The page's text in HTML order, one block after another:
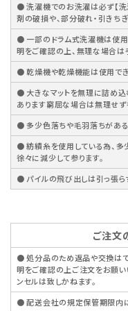
● 洗濯機でのお洗濯は必ず【洗
剤の破損や、部分破れ・引きち
● 一部のドラム式洗濯機は使
明をご確認の上、無理な場合は
● 乾燥機や乾燥機能は使用でき
● 大きなマットを無理に詰め
あります窮屈な場合は無理せず
● 多少色落ちや毛羽落ちがあ
● 紡績糸を使用している為、多
徐々に減少して参ります。
● パイルの飛び出しは引っ張ら
ご注文
● 処分品のため返品や交換は
明をご確認の上ご注文をお願い
ンセルは致しかねます。
● 配送会社の規定保管期限内